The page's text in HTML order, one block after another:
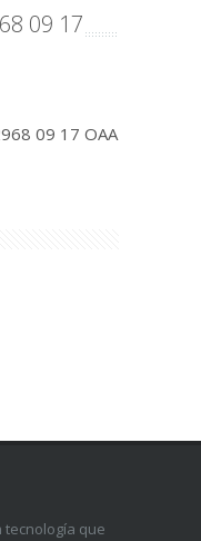
09 17
09 17 OAA
tecnología que